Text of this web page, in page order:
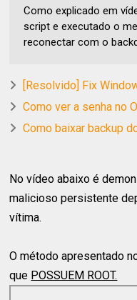
Como explicado em
script e executado o
reconectar com o
[Resolvido] Fix
Como ver a senha no
Como baixar backup
No vídeo abaixo é
malicioso persistente
vítima.
O método apresentado
que POSSUEM ROOT.